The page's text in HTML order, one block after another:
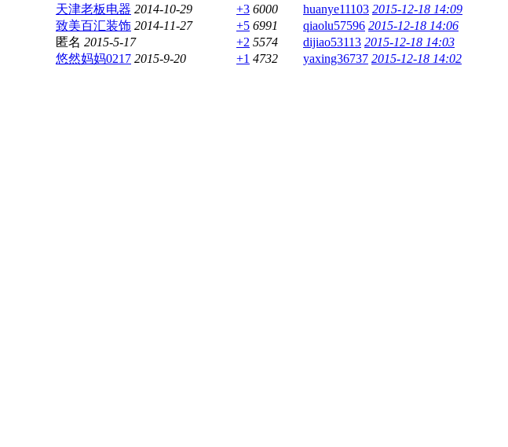
天津老板电器 2014-10-29 +3 6000 huanye11103 2015-12-18 14:09
致美百汇装饰 2014-11-27 +5 6991 qiaolu57596 2015-12-18 14:06
匿名 2015-5-17 +2 5574 dijiao53113 2015-12-18 14:03
悠然妈妈0217 2015-9-20 +1 4732 yaxing36737 2015-12-18 14:02